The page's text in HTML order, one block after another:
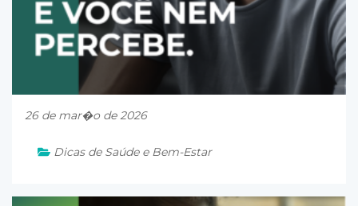
26 de mar�o de 2026
Dicas de Saúde e Bem-Estar